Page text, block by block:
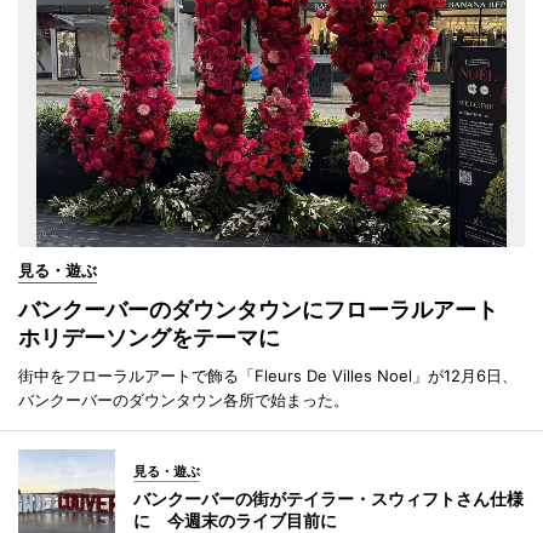
見る・遊ぶ
バンクーバーのダウンタウンにフローラルアート
ホリデーソングをテーマに
街中をフローラルアートで飾る「Fleurs De Villes Noel」が12月6日、
バンクーバーのダウンタウン各所で始まった。
見る・遊ぶ
バンクーバーの街がテイラー・スウィフトさん仕様
に 今週末のライブ目前に